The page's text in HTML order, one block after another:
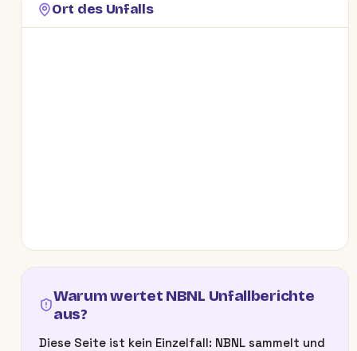
Ort des Unfalls
Warum wertet NBNL Unfallberichte
aus?
Diese Seite ist kein Einzelfall: NBNL sammelt und